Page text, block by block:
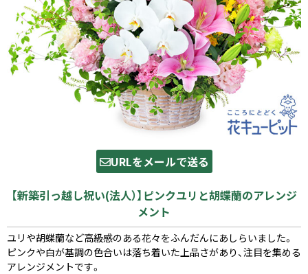
URLをメールで送る
【新築引っ越し祝い(法人）】ピンクユリと胡蝶蘭のアレンジ
メント
ユリや胡蝶蘭など高級感のある花々をふんだんにあしらいました。
ピンクや白が基調の色合いは落ち着いた上品さがあり、注目を集める
アレンジメントです。